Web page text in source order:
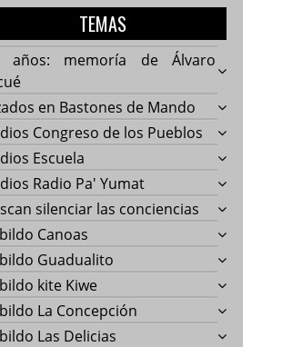
TEMAS
años: memoría de Álvaro
en Bastones de Mando
Congreso de los Pueblos
Escuela
Radio Pa' Yumat
silenciar las conciencias
Canoas
Guadualito
kite Kiwe
La Concepción
Las Delicias